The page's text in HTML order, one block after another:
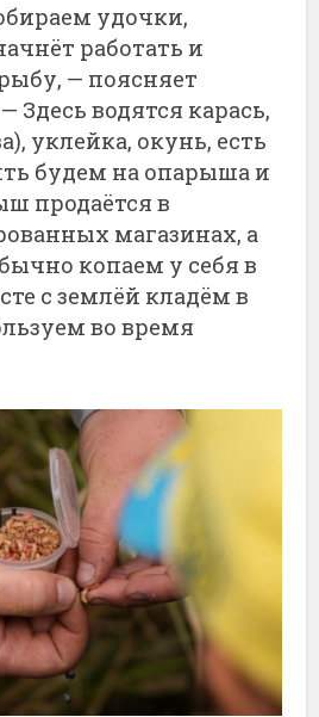
удочки,
работать и
— поясняет
Здесь водятся карась,
уклейка, окунь, есть
будем на опарыша и
продаётся в
магазинах, а
копаем у себя в
с землёй кладём в
во время